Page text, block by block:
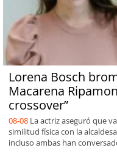
Lorena Bosch
Macarena
crossover”
08-08 La actriz aseguró que
similitud física con la
incluso ambas han